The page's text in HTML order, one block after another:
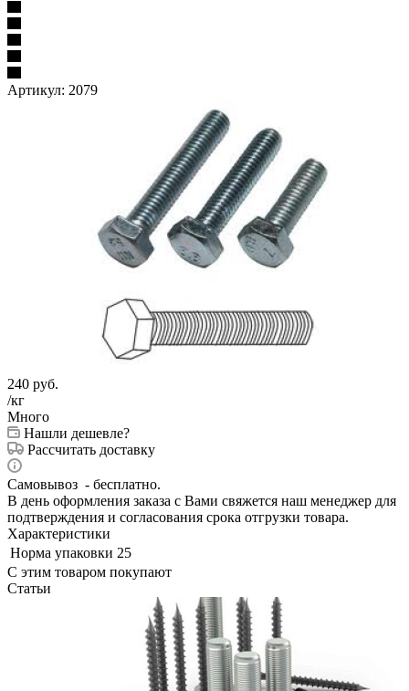
Артикул: 2079
240 руб.
/кг
Много
Нашли дешевле?
Рассчитать доставку
Самовывоз - бесплатно.
В день оформления заказа с Вами свяжется наш менеджер для
подтверждения и согласования срока отгрузки товара.
Характеристики
Норма упаковки 25
С этим товаром покупают
Статьи